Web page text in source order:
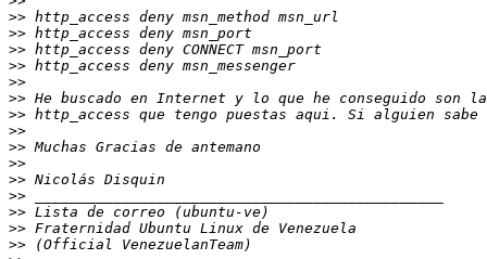
>>
>>
>>
>>
>>
>>
>>
>>
>>
>>
>>
>>
>>
>>
>>